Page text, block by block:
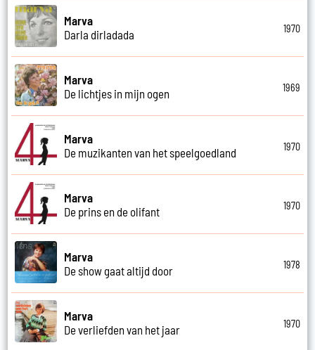
Marva
Darla dirladada
1970
Marva
De lichtjes in mijn ogen
1969
Marva
De muzikanten van het speelgoedland
1970
Marva
De prins en de olifant
1970
Marva
De show gaat altijd door
1978
Marva
De verliefden van het jaar
1970